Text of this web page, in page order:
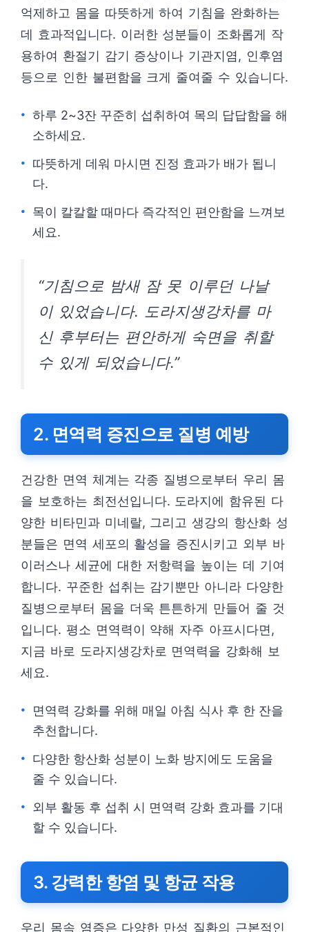
억제하고 몸을 따뜻하게 하여 기침을 완화하는
데 효과적입니다. 이러한 성분들이 조화롭게 작
용하여 환절기 감기 증상이나 기관지염, 인후염
등으로 인한 불편함을 크게 줄여줄 수 있습니다.
하루 2~3잔 꾸준히 섭취하여 목의 답답함을 해
소하세요.
따뜻하게 데워 마시면 진정 효과가 배가 됩니
다.
목이 칼칼할 때마다 즉각적인 편안함을 느껴보
세요.
“기침으로 밤새 잠 못 이루던 나날
이 있었습니다. 도라지생강차를 마
신 후부터는 편안하게 숙면을 취할
수 있게 되었습니다.”
2. 면역력 증진으로 질병 예방
건강한 면역 체계는 각종 질병으로부터 우리 몸
을 보호하는 최전선입니다. 도라지에 함유된 다
양한 비타민과 미네랄, 그리고 생강의 항산화 성
분들은 면역 세포의 활성을 증진시키고 외부 바
이러스나 세균에 대한 저항력을 높이는 데 기여
합니다. 꾸준한 섭취는 감기뿐만 아니라 다양한
질병으로부터 몸을 더욱 튼튼하게 만들어 줄 것
입니다. 평소 면역력이 약해 자주 아프시다면,
지금 바로 도라지생강차로 면역력을 강화해 보
세요.
면역력 강화를 위해 매일 아침 식사 후 한 잔을
추천합니다.
다양한 항산화 성분이 노화 방지에도 도움을
줄 수 있습니다.
외부 활동 후 섭취 시 면역력 강화 효과를 기대
할 수 있습니다.
3. 강력한 항염 및 항균 작용
우리 몸속 염증은 다양한 만성 질환의 근본적인